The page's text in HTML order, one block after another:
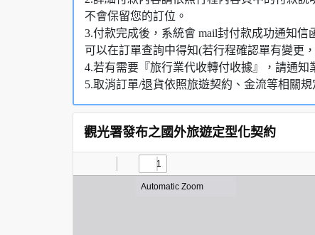
不會保留您的訂位。
3.付款完成後，系統會 mail封付款成功通知
可以在訂單查詢中得知(若行程確認單有變更
4.若有需要『旅行業代收轉付收據』，請通知
5.取消訂單/退貨依照旅遊契約、金流等相關規
觀光署發布之國外旅遊定型化契約